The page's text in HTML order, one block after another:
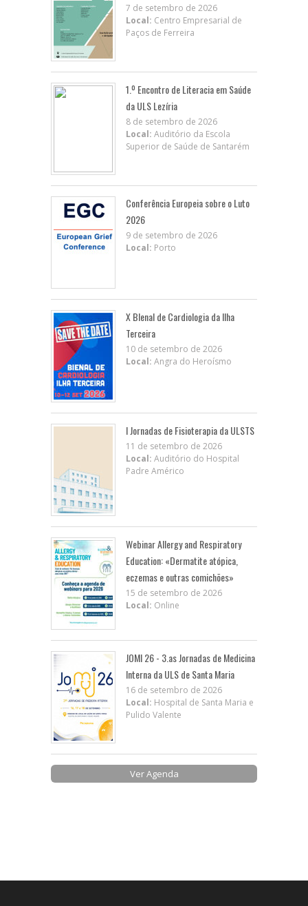
7 de setembro de 2026
Local: Centro Empresarial de
Paços de Ferreira
1.º Encontro de Literacia em Saúde
da ULS Lezíria
8 de setembro de 2026
Local: Auditório da Escola
Superior de Saúde de Santarém
Conferência Europeia sobre o Luto
2026
9 de setembro de 2026
Local: Porto
X BIenal de Cardiologia da Ilha
Terceira
10 de setembro de 2026
Local: Angra do Heroísmo
I Jornadas de Fisioterapia da ULSTS
11 de setembro de 2026
Local: Auditório do Hospital
Padre Américo
Webinar Allergy and Respiratory
Education: «Dermatite atópica,
eczemas e outras comichões»
15 de setembro de 2026
Local: Online
JOMI 26 - 3.as Jornadas de Medicina
Interna da ULS de Santa Maria
16 de setembro de 2026
Local: Hospital de Santa Maria e
Pulido Valente
Ver Agenda